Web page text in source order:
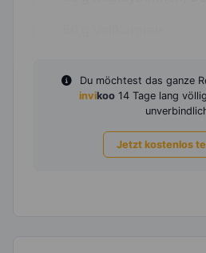
Du möchtest das ganze
invikoo 14 Tage lang
Jetzt kostenlos